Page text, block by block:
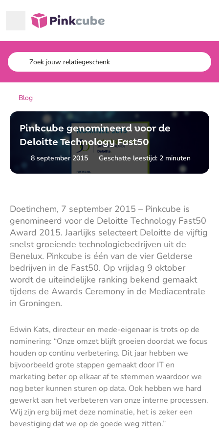
Pinkcube
Blog
Pinkcube genomineerd voor de
Deloitte Technology Fast50
8 september 2015 Geschatte leestijd: 2 minuten
Doetinchem, 7 september 2015 – Pinkcube is
genomineerd voor de Deloitte Technology Fast50
Award 2015. Jaarlijks selecteert Deloitte de vijftig
snelst groeiende technologiebedrijven uit de
Benelux. Pinkcube is één van de vier Gelderse
bedrijven in de Fast50. Op vrijdag 9 oktober
wordt de uiteindelijke ranking bekend gemaakt
tijdens de Awards Ceremony in de Mediacentrale
in Groningen.
Edwin Kats, directeur en mede-eigenaar is trots op de
nominering: “Onze omzet blijft groeien doordat we focus
houden op continu verbetering. Dit jaar hebben we
bijvoorbeeld grote stappen gemaakt door IT en
marketing beter op elkaar af te stemmen waardoor we
nog beter kunnen sturen op data. Ook hebben we hard
gewerkt aan het verbeteren van onze interne processen.
Wij zijn erg blij met deze nominatie, het is zeker een
bevestiging dat we op de goede weg zitten.”